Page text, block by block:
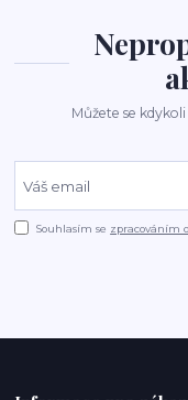
Můžete se
Souhlasím se zpracováním